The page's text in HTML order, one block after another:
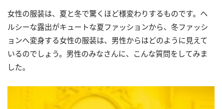
女性の服装は、夏と冬で驚くほど様変わりするものです。ヘ
ルシーな露出がキュートな夏ファッションから、冬ファッシ
ョンへ変身する女性の服装は、男性からはどのように見えて
いるのでしょう。男性のみなさんに、こんな質問をしてみま
した。